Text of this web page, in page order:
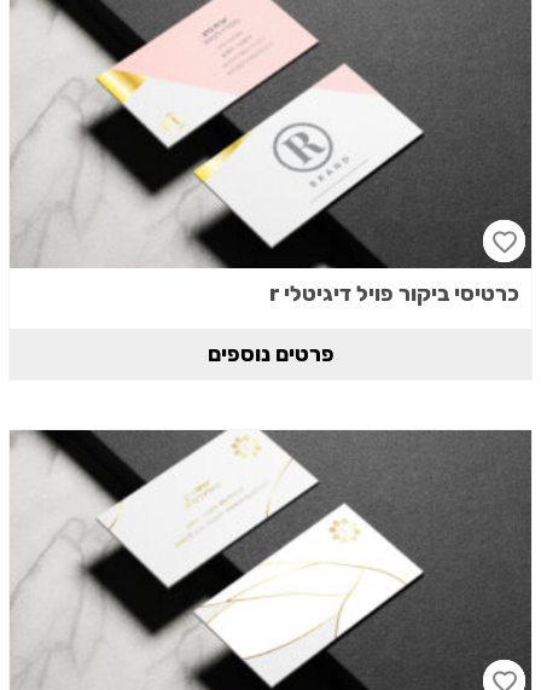
כרטיסי ביקור פויל דיגיטלי r
פרטים נוספים